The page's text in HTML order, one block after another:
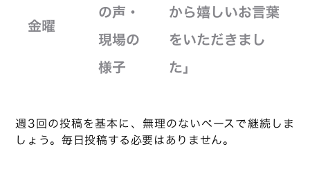
金曜
の声・
現場の
様子
から嬉しいお言葉
をいただきまし
た」
週3回の投稿を基本に、無理のないペースで継続しま
しょう。毎日投稿する必要はありません。